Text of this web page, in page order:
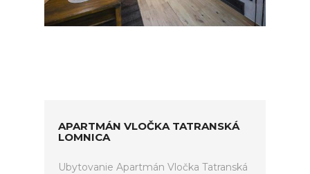
APARTMÁN VLOČKA TATRANSKÁ
LOMNICA
Ubytovanie Apartmán Vločka Tatranská